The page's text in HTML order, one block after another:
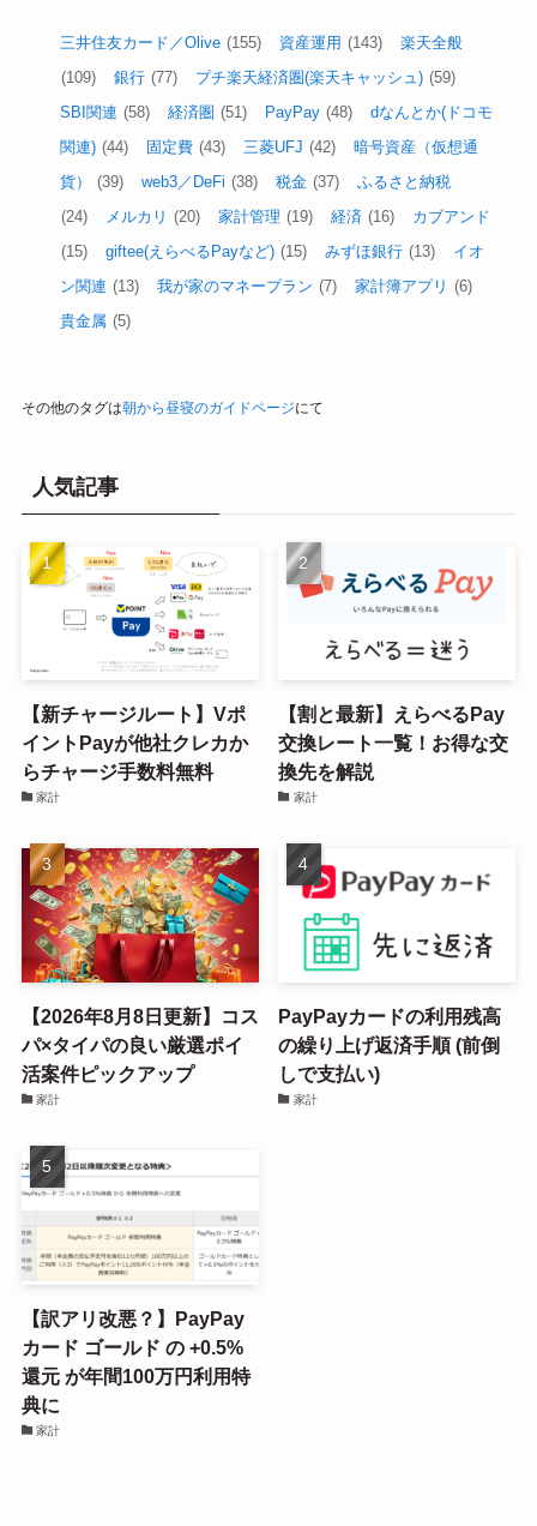
三井住友カード／Olive (155) 資産運用 (143)
楽天全般
(109)
銀行 (77) プチ楽天経済圏(楽天キャッシュ) (59)
SBI関連 (58) 経済圏 (51) PayPay (48)
dなんとか(ドコモ
関連) (44) 固定費 (43) 三菱UFJ (42)
暗号資産（仮想通
貨）
(39) web3／DeFi (38) 税金 (37)
ふるさと納税
(24)
メルカリ (20) 家計管理 (19) 経済 (16)
カブアンド
(15)
giftee(えらべるPayなど) (15) みずほ銀行 (13)
イオ
ン関連 (13) 我が家のマネープラン (7) 家計簿アプリ (6)
貴金属 (5)
その他のタグは朝から昼寝のガイドページにて
人気記事
【新チャージルート】Vポ
イントPayが他社クレカか
らチャージ手数料無料
家計
【割と最新】えらべるPay
交換レート一覧！お得な交
換先を解説
家計
【2026年8月8日更新】コス
パ×タイパの良い厳選ポイ
活案件ピックアップ
家計
PayPayカードの利用残高
の繰り上げ返済手順 (前倒
しで支払い)
家計
【訳アリ改悪？】PayPay
カード ゴールド の +0.5%
還元 が年間100万円利用特
典に
家計